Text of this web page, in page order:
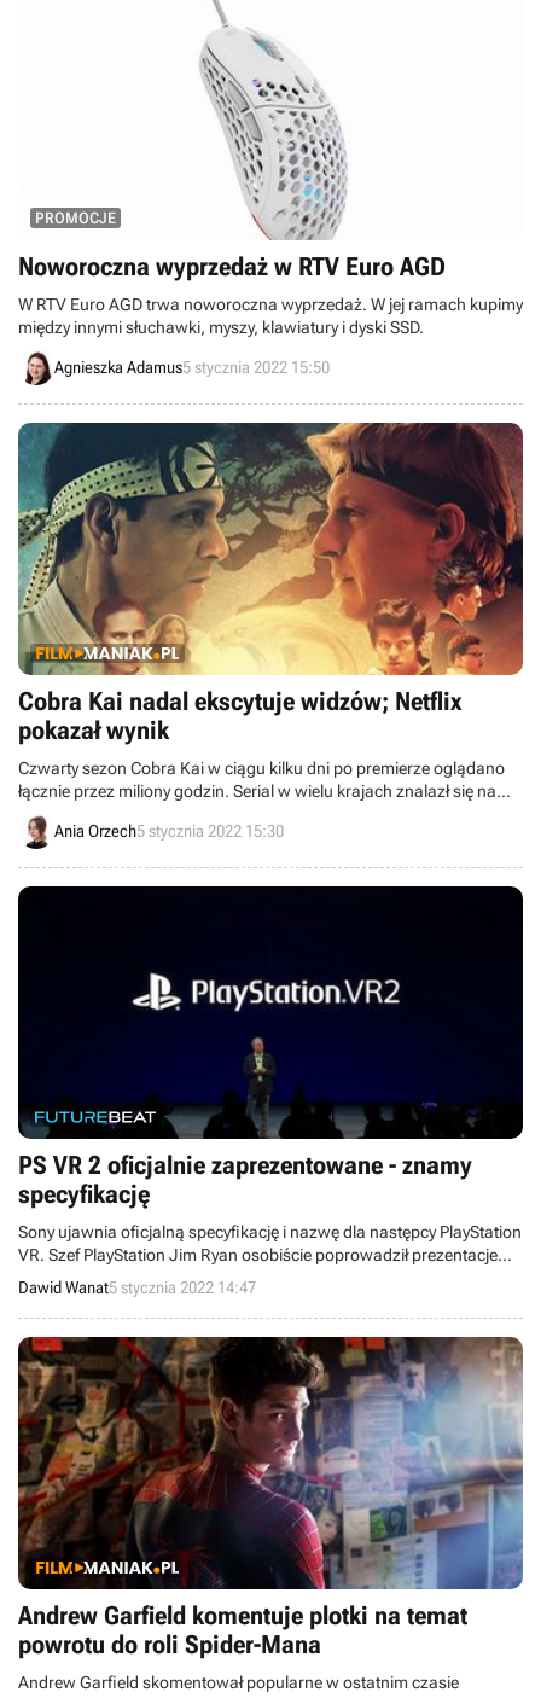
PROMOCJE
Noworoczna wyprzedaż w RTV Euro AGD
W RTV Euro AGD trwa noworoczna wyprzedaż. W jej ramach kupimy
między innymi słuchawki, myszy, klawiatury i dyski SSD.
Agnieszka Adamus5 stycznia 2022 15:50
Cobra Kai nadal ekscytuje widzów; Netflix
pokazał wynik
Czwarty sezon Cobra Kai w ciągu kilku dni po premierze oglądano
łącznie przez miliony godzin. Serial w wielu krajach znalazł się na
liście top 10 najczęściej wyświetlanych produkcji na Netflixie.
Ania Orzech5 stycznia 2022 15:30
PS VR 2 oficjalnie zaprezentowane - znamy
specyfikację
Sony ujawnia oficjalną specyfikację i nazwę dla następcy PlayStation
VR. Szef PlayStation Jim Ryan osobiście poprowadził prezentacje
urządzenia VR nowej generacji.
Dawid Wanat5 stycznia 2022 14:47
Andrew Garfield komentuje plotki na temat
powrotu do roli Spider-Mana
Andrew Garfield skomentował popularne w ostatnim czasie